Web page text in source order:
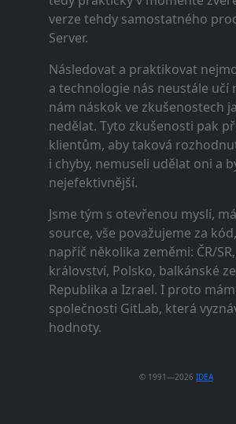
verze tehdy samostatného
Server.
Následovat a praktikovat
a technologie nás neustále učí
nám náskok ve zkušenostech
nedělat. Tyto zkušenosti pak
klientům, aby taková
i chyby, nemuseli udělat oni a
nejefektivnější.
Jsme tým s otevřenou myslí,
source, vše považujeme za
napříč několika zeměmi: ČR/
království, Polsko, balkánské
Republika a Izrael. I proto
společnosti GitLab, která
hodnoty.
© 1991—2026 IDEA